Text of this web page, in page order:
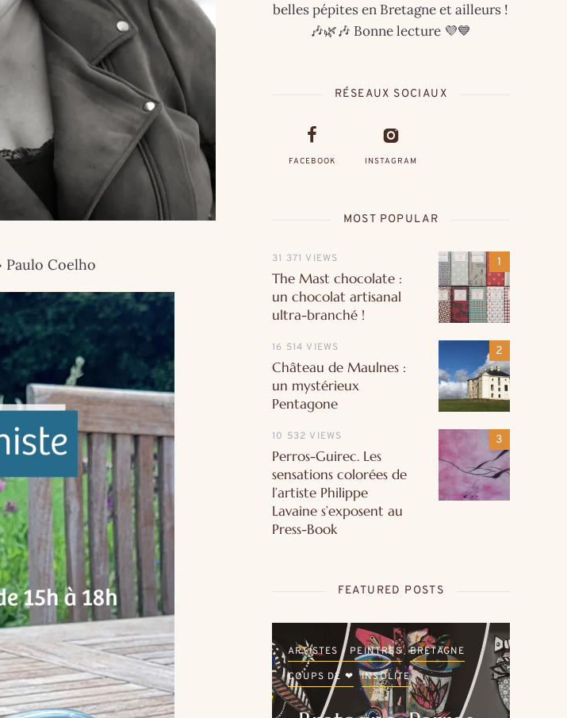
Paulo Coelho
belles pépites en Bretagne et ailleurs !
🎶🌿🎶 Bonne lecture 💜💙
RÉSEAUX SOCIAUX
FACEBOOK INSTAGRAM
MOST POPULAR
31 371 VIEWS
The Mast chocolate :
un chocolat artisanal
ultra-branché !
16 514 VIEWS
Château de Maulnes :
un mystérieux
Pentagone
10 532 VIEWS
Perros-Guirec. Les
sensations colorées de
l’artiste Philippe
Lavaine s’exposent au
Press-Book
FEATURED POSTS
COUPS DE ❤ INSOLITE
LIFESTYLE
LONDRES
MA VIE DE CHÂTEAU
ARTISTES - PEINTRES
BRETAGNE
COUPS DE ❤
INSOLITE